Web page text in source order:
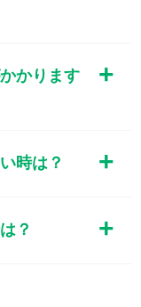
かります
時は？
？